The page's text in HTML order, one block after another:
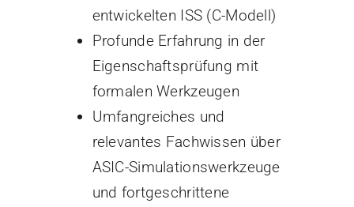
entwickelten ISS (C-Modell)
Profunde Erfahrung in der
Eigenschaftsprüfung mit
formalen Werkzeugen
Umfangreiches und
relevantes Fachwissen über
ASIC-Simulationswerkzeuge
und fortgeschrittene